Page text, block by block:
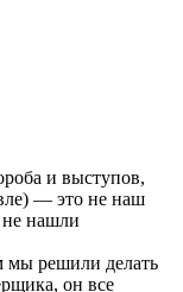
и выступов,
— это не наш
нашли
мы решили делать
он все